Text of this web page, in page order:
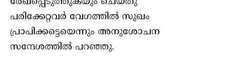
പരിക്കേറ്റവര്‍ വേഗത്തില്‍ സുഖം
പ്രാപിക്കട്ടെയെന്നും അനുശോചന
സന്ദേശത്തിൽ പറഞ്ഞു.